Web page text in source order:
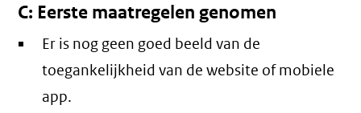
C: Eerste maatregelen genomen
Er is nog geen goed beeld van de
toegankelijkheid van de website of mobiele
app.